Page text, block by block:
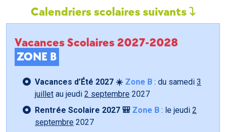
Calendriers scolaires suivants
Vacances Scolaires 2027-2028
ZONE B
Vacances d’Été 2027 ☀️ Zone B : du samedi 3
juillet au jeudi 2 septembre 2027
Rentrée Scolaire 2027 🎒 Zone B : le jeudi 2
septembre 2027